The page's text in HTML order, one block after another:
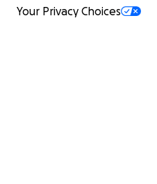
Your Privacy Choices